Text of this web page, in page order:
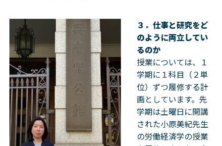
３．仕事と研究をど
のように両立してい
るのか
授業については、１
学期に１科目（２単
位）ずつ履修する計
画としています。先
学期は土曜日に開講
された小原美紀先生
の労働経済学の授業